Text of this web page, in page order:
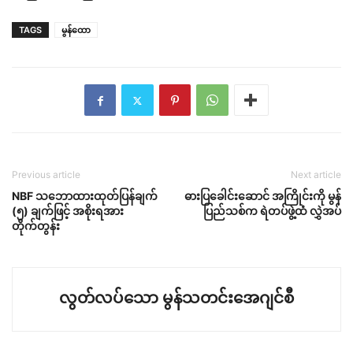
TAGS မွန်ထော
Previous article
NBF သဘောထားထုတ်ပြန်ချက်
(၅) ချက်ဖြင့် အစိုးရအား
တိုက်တွန်း
Next article
ဓားပြခေါင်းဆောင် အကြိုင်းကို မွန်
ပြည်သစ်က ရဲတပ်ဖွဲ့ထံ လွှဲအပ်
လွတ်လပ်သော မွန်သတင်းအေဂျင်စီ